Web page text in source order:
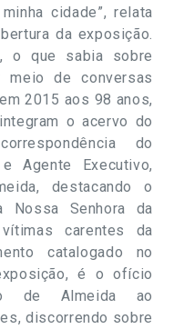
cidade”, relata
da exposição.
o que sabia sobre
meio de conversas
2015 aos 98 anos,
o acervo do
do
Agente Executivo,
destacando o
Nossa Senhora da
carentes da
catalogado no
é o ofício
de Almeida ao
discorrendo sobre